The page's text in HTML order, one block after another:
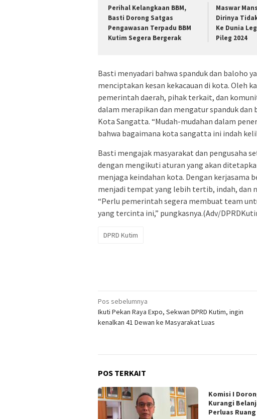
Perihal Kelangkaan BBM,
Basti Dorong Satgas
Pengawasan Terpadu BBM
Kutim Segera Bergerak
Maswar
Dirinya
Ke Dunia
Pileg 2024
Basti menyadari bahwa spanduk dan baloho
menciptakan kesan kekacauan di kota. Oleh
pemerintah daerah, pihak terkait, dan
dalam merapikan dan mengatur spanduk
Kota Sangatta. “Mudah-mudahan dalam
bahwa bagaimana kota sangatta ini indah
Basti mengajak masyarakat dan pengusaha
dengan mengikuti aturan yang akan
menjaga keindahan kota. Dengan kerjasama
menjadi tempat yang lebih tertib, indah, dan
“Perlu pemerintah segera membuat team
yang tercinta ini,” pungkasnya.(Adv/
DPRD Kutim
Navigasi
pos
Pos sebelumnya
Ikuti Pekan Raya Expo, Sekwan DPRD Kutim, ingin
kenalkan 41 Dewan ke Masyarakat Luas
POS TERKAIT
Komisi I
Kurangi
Perluas